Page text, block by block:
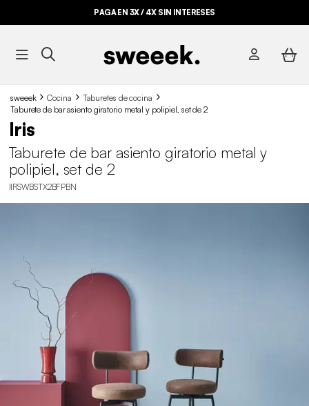
PAGA EN 3X / 4X SIN INTERESES
sweeek Cocina
Taburetes de cocina
Taburete de bar asiento giratorio metal y polipiel, set de 2
Iris
Taburete de bar asiento giratorio metal y
polipiel, set de 2
IIRSWBSTX2BFPBN